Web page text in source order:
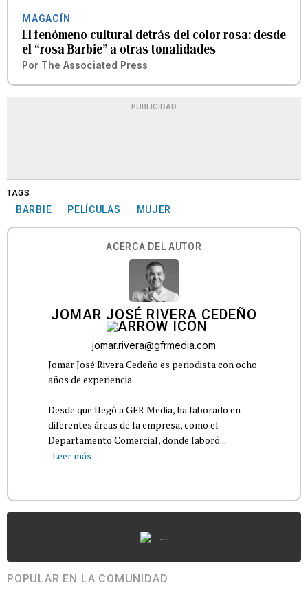
MAGACÍN
El fenómeno cultural detrás del color rosa: desde
el “rosa Barbie” a otras tonalidades
Por The Associated Press
PUBLICIDAD
TAGS
BARBIE PELÍCULAS MUJER
ACERCA DEL AUTOR
JOMAR JOSÉ RIVERA CEDEÑO
jomar.rivera@gfrmedia.com
Jomar José Rivera Cedeño es periodista con ocho
años de experiencia.
Desde que llegó a GFR Media, ha laborado en
diferentes áreas de la empresa, como el
Departamento Comercial, donde laboró...
Leer más
...
POPULAR EN LA COMUNIDAD